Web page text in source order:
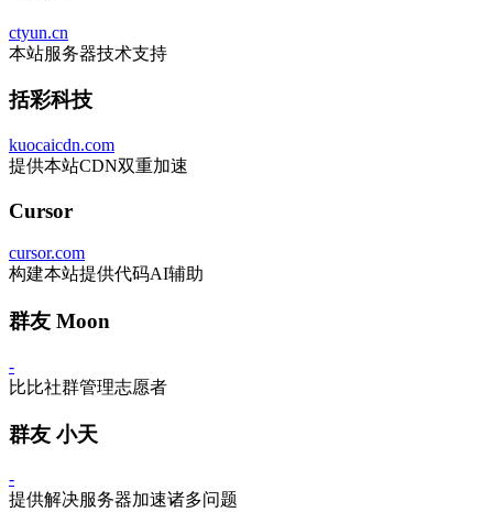
ctyun.cn
本站服务器技术支持
括彩科技
kuocaicdn.com
提供本站CDN双重加速
Cursor
cursor.com
构建本站提供代码AI辅助
群友 Moon
-
比比社群管理志愿者
群友 小天
-
提供解决服务器加速诸多问题